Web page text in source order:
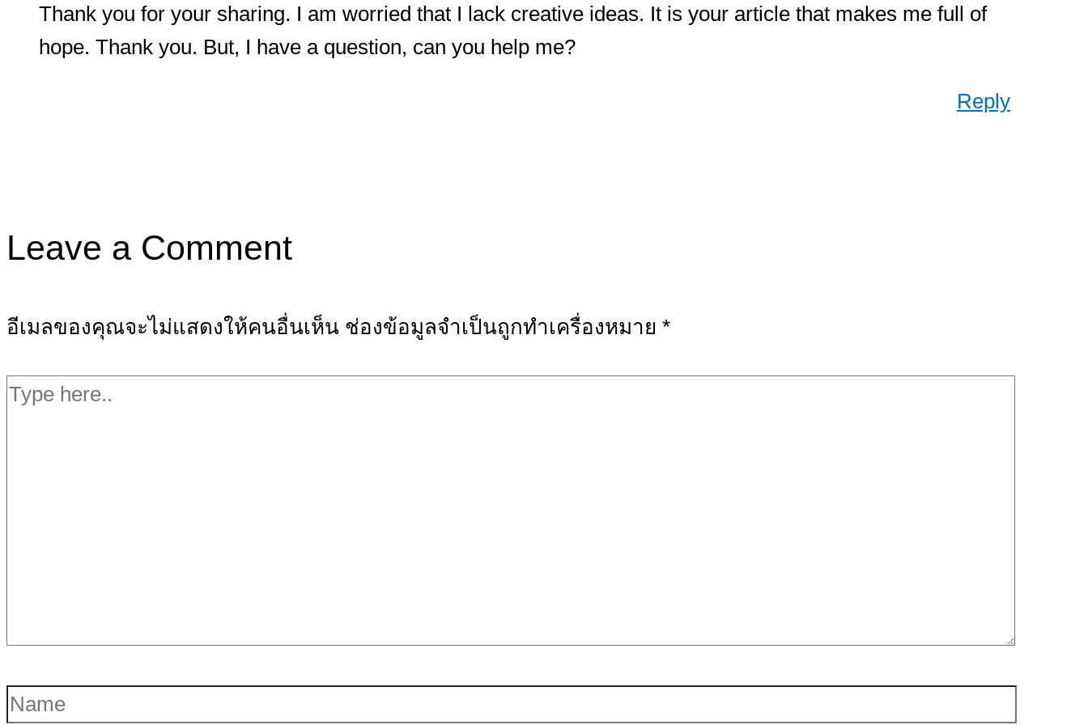
Thank you for your sharing. I am worried that I lack creative ideas. It is your article that makes me full of
hope. Thank you. But, I have a question, can you help me?
Reply
Leave a Comment
อีเมลของคุณจะไม่แสดงให้คนอื่นเห็น ช่องข้อมูลจำเป็นถูกทำเครื่องหมาย *
Type
Name